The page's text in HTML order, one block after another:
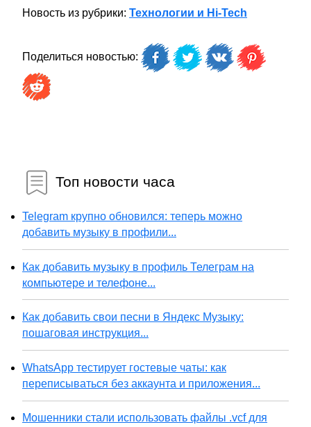
Новость из рубрики: Технологии и Hi-Tech
Поделиться новостью:
Топ новости часа
Telegram крупно обновился: теперь можно
добавить музыку в профили...
Как добавить музыку в профиль Телеграм на
компьютере и телефоне...
Как добавить свои песни в Яндекс Музыку:
пошаговая инструкция...
WhatsApp тестирует гостевые чаты: как
переписываться без аккаунта и приложения...
Мошенники стали использовать файлы .vcf для